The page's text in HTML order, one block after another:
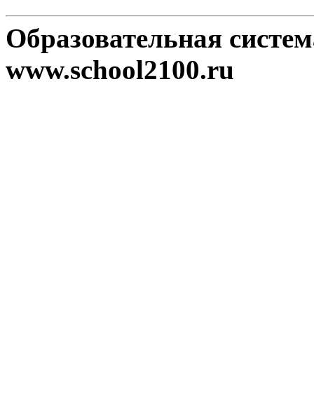
Образовательная
www.school2100.ru